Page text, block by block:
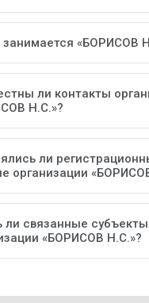
«БОРИСОВ
ли контакты
Н.С.»?
ли
организации
ли связанные субъекты
«БОРИСОВ Н.С.»?